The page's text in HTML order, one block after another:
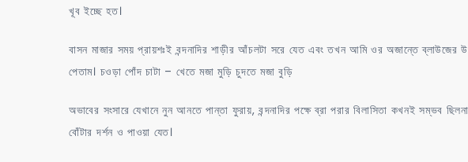
খূব ইচ্ছে হত।
বাসন মাজার সময় প্রায়শঃই বন্দনাদির শাড়ীর আঁচলটা সরে যেত এবং তখন আমি ওর অজান্তে ব্লাউজের
পেতাম। চওড়া পোঁদ চাটা – খেতে মজা মুড়ি চুদতে মজা বুড়ি
অভাবের সংসারে যেখানে নুন আনতে পান্তা ফুরায়, বন্দনাদির পক্ষে ব্রা পরার বিলাসিতা কখনই সম্ভব
বোঁটার দর্শন ও পাওয়া যেত।